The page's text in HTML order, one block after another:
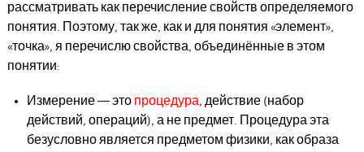
рассматривать как перечисление свойств определяемого
понятия. Поэтому, так же, как и для понятия «элемент»,
«точка», я перечислю свойства, объединённые в этом
понятии:
Измерение — это процедура, действие (набор
действий, операций), а не предмет. Процедура эта
безусловно является предметом физики, как образа